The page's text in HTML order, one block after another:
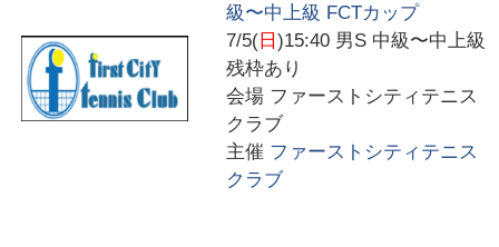
級〜中上級 FCTカップ
7/5(日 )15:40 男S 中級〜中上級
残枠あり
会場 ファーストシティテニス
クラブ
主催 ファーストシティテニス
クラブ